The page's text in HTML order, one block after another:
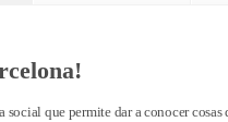
social que permite dar a conocer cosas